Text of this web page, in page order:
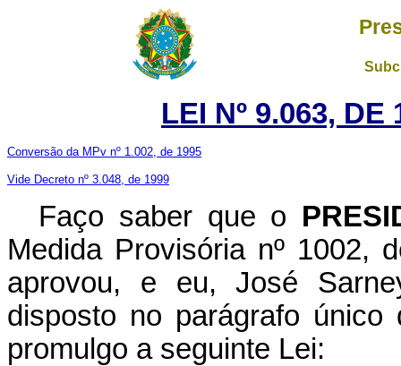
LEI Nº 9.063, DE
Conversão da MPv nº 1.002, de 1995
Vide Decreto nº 3.048, de 1999
Faço saber que o
Medida Provisória nº 1002,
aprovou, e eu, José
disposto no parágrafo
promulgo a seguinte Lei: